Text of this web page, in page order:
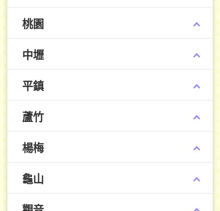
桃園
中壢
平鎮
蘆竹
楊梅
龜山